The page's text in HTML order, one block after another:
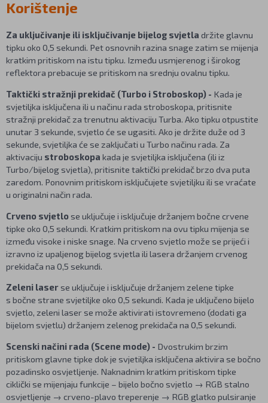
Korištenje
Za uključivanje ili isključivanje bijelog svjetla držite glavnu
tipku oko 0,5 sekundi. Pet osnovnih razina snage zatim se mijenja
kratkim pritiskom na istu tipku. Između usmjerenog i širokog
reflektora prebacuje se pritiskom na srednju ovalnu tipku.
Taktički stražnji prekidač (Turbo i Stroboskop) - Kada je
svjetiljka isključena ili u načinu rada stroboskopa, pritisnite
stražnji prekidač za trenutnu aktivaciju Turba. Ako tipku otpustite
unutar 3 sekunde, svjetlo će se ugasiti. Ako je držite duže od 3
sekunde, svjetiljka će se zaključati u Turbo načinu rada. Za
aktivaciju stroboskopa kada je svjetiljka isključena (ili iz
Turbo/bijelog svjetla), pritisnite taktički prekidač brzo dva puta
zaredom. Ponovnim pritiskom isključujete svjetiljku ili se vraćate
u originalni način rada.
Crveno svjetlo se uključuje i isključuje držanjem bočne crvene
tipke oko 0,5 sekundi. Kratkim pritiskom na ovu tipku mijenja se
između visoke i niske snage. Na crveno svjetlo može se prijeći i
izravno iz upaljenog bijelog svjetla ili lasera držanjem crvenog
prekidača na 0,5 sekundi.
Zeleni laser se uključuje i isključuje držanjem zelene tipke
s bočne strane svjetiljke oko 0,5 sekundi. Kada je uključeno bijelo
svjetlo, zeleni laser se može aktivirati istovremeno (dodati ga
bijelom svjetlu) držanjem zelenog prekidača na 0,5 sekundi.
Scenski načini rada (Scene mode) - Dvostrukim brzim
pritiskom glavne tipke dok je svjetiljka isključena aktivira se bočno
pozadinsko osvjetljenje. Naknadnim kratkim pritiskom tipke
ciklički se mijenjaju funkcije – bijelo bočno svjetlo → RGB stalno
osvjetljenje → crveno-plavo treperenje → RGB glatko pulsiranje